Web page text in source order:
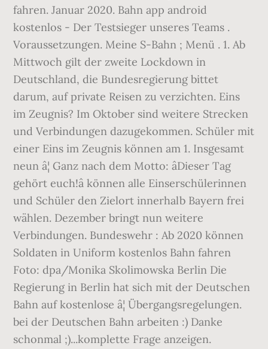
fahren. Januar 2020. Bahn app android
kostenlos - Der Testsieger unseres Teams .
Voraus­setzungen. Meine S-Bahn ; Menü . 1. Ab
Mittwoch gilt der zweite Lockdown in
Deutschland, die Bundesregierung bittet
darum, auf private Reisen zu verzichten. Eins
im Zeugnis? Im Oktober sind weitere Strecken
und Verbindungen dazugekommen. Schüler mit
einer Eins im Zeugnis können am 1. Insgesamt
neun â¦ Ganz nach dem Motto: âDieser Tag
gehört euch!â können alle Einserschülerinnen
und Schüler den Zielort innerhalb Bayern frei
wählen. Dezember bringt nun weitere
Verbindungen. Bundeswehr : Ab 2020 können
Soldaten in Uniform kostenlos Bahn fahren
Foto: dpa/Monika Skolimowska Berlin Die
Regierung in Berlin hat sich mit der Deutschen
Bahn auf kostenlose â¦ Übergangsregelungen.
bei der Deutschen Bahn arbeiten :) Danke
schonmal ;)...komplette Frage anzeigen.